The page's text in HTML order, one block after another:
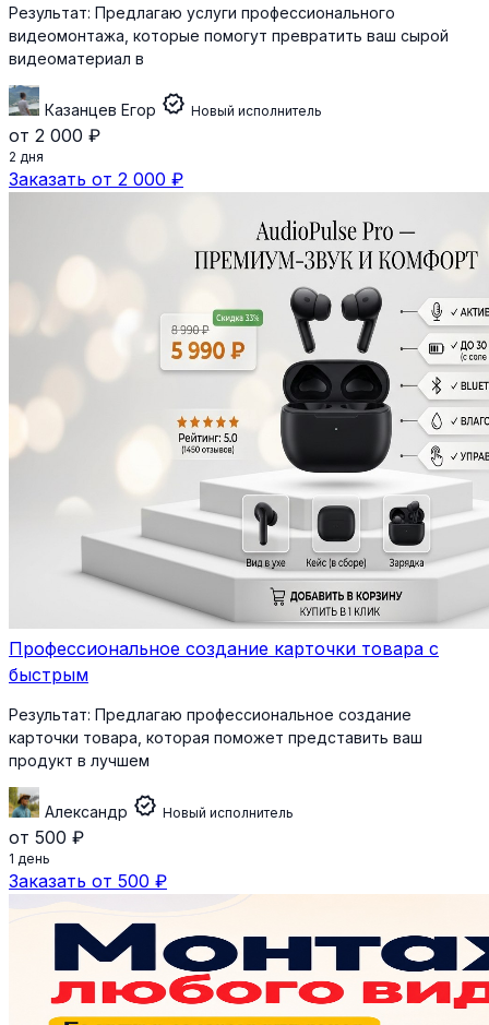
Результат: Предлагаю услуги профессионального
видеомонтажа, которые помогут превратить ваш сырой
видеоматериал в
Казанцев Егор verified Новый исполнитель
от 2 000 ₽
2 дня
Заказать от 2 000 ₽
Профессиональное создание карточки товара с
быстрым
Результат: Предлагаю профессиональное создание
карточки товара, которая поможет представить ваш
продукт в лучшем
Александр verified Новый исполнитель
от 500 ₽
1 день
Заказать от 500 ₽